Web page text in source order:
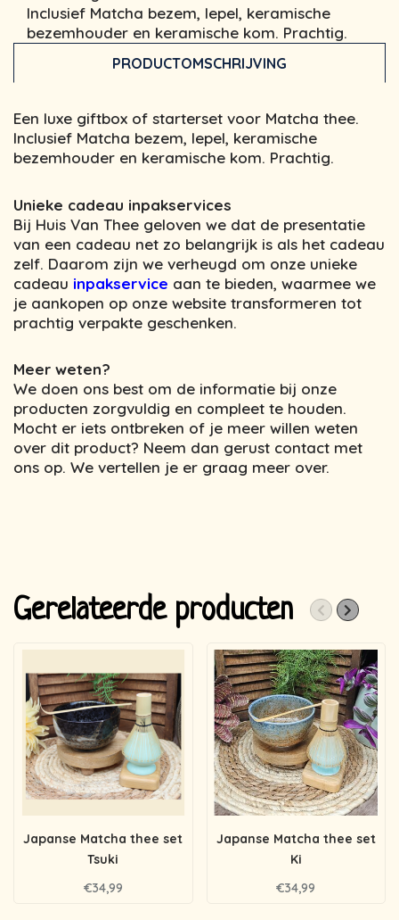
Inclusief Matcha bezem, lepel, keramische
bezemhouder en keramische kom. Prachtig.
PRODUCTOMSCHRIJVING
Een luxe giftbox of starterset voor Matcha thee.
Inclusief Matcha bezem, lepel, keramische
bezemhouder en keramische kom. Prachtig.
Unieke cadeau inpakservices
Bij Huis Van Thee geloven we dat de presentatie
van een cadeau net zo belangrijk is als het cadeau
zelf. Daarom zijn we verheugd om onze unieke
cadeau inpakservice aan te bieden, waarmee we
je aankopen op onze website transformeren tot
prachtig verpakte geschenken.
Meer weten?
We doen ons best om de informatie bij onze
producten zorgvuldig en compleet te houden.
Mocht er iets ontbreken of je meer willen weten
over dit product? Neem dan gerust contact met
ons op. We vertellen je er graag meer over.
Gerelateerde producten
Japanse Matcha thee set
Tsuki
€34,99
Japanse Matcha thee set
Ki
€34,99